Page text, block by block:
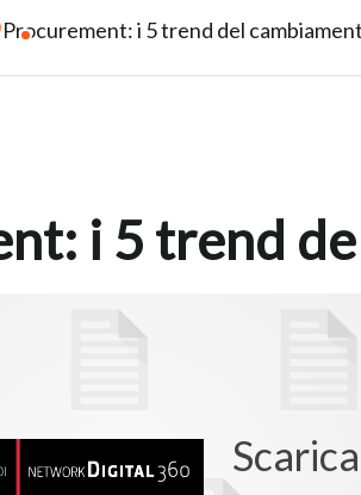
Procurement: i 5 trend del
i 5 trend